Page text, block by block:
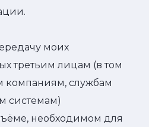
моих
третьим лицам (в том
компаниям, службам
системам)
необходимом для